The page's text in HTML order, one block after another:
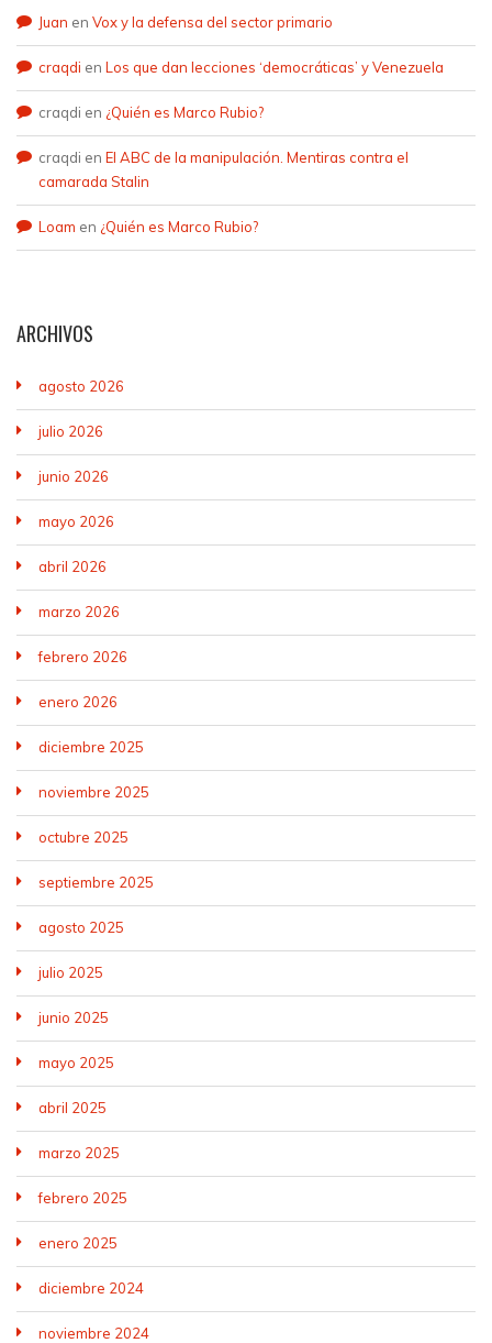
Juan en Vox y la defensa del sector primario
craqdi en Los que dan lecciones ‘democráticas’ y Venezuela
craqdi en ¿Quién es Marco Rubio?
craqdi en El ABC de la manipulación. Mentiras contra el
camarada Stalin
Loam en ¿Quién es Marco Rubio?
ARCHIVOS
agosto 2026
julio 2026
junio 2026
mayo 2026
abril 2026
marzo 2026
febrero 2026
enero 2026
diciembre 2025
noviembre 2025
octubre 2025
septiembre 2025
agosto 2025
julio 2025
junio 2025
mayo 2025
abril 2025
marzo 2025
febrero 2025
enero 2025
diciembre 2024
noviembre 2024